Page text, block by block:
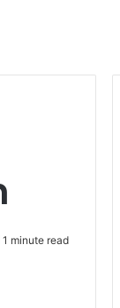
1 minute read